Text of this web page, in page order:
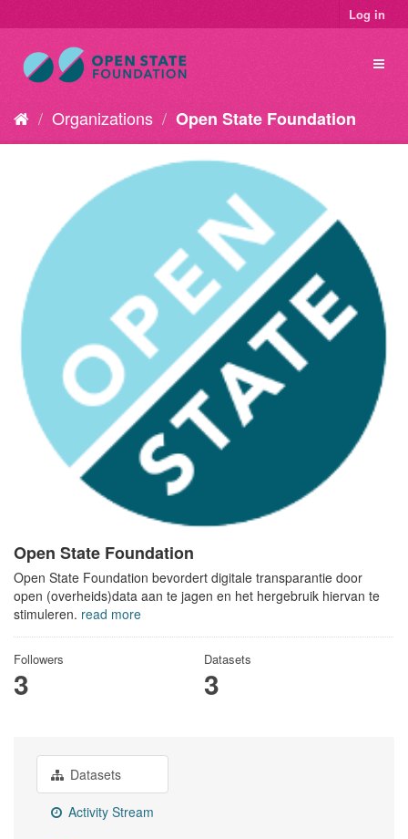
Log in
Organizations Open State Foundation
Open State Foundation
Open State Foundation bevordert digitale transparantie door
open (overheids)data aan te jagen en het hergebruik hiervan te
stimuleren. read more
Followers
3
Datasets
3
Datasets
Activity Stream